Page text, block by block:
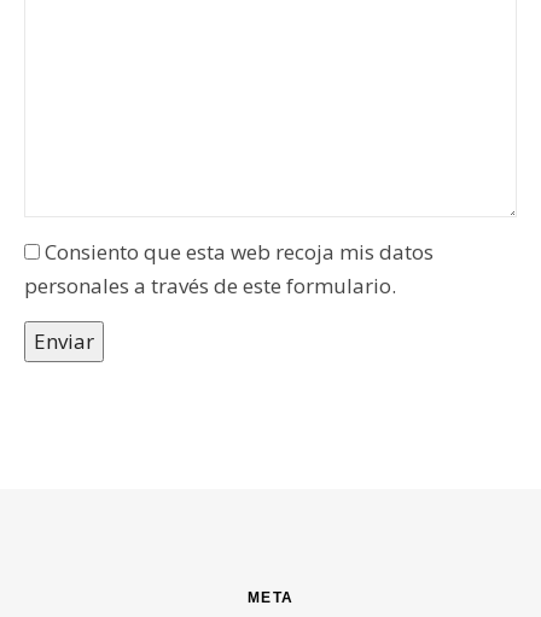
Consiento que esta web recoja mis datos
personales a través de este formulario.
Enviar
META